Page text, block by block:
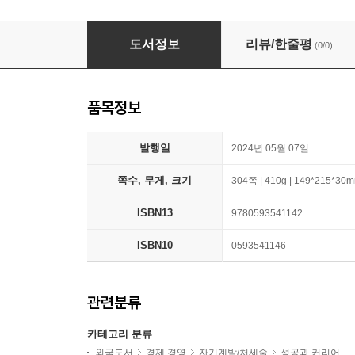
Mind Magic: The Neuroscience of
도서정보 리뷰/한줄평 (0/0)
품목정보
발행일 2024년 05월 07일
쪽수, 무게, 크기 304쪽 | 410g |
ISBN13 9780593541142
ISBN10 0593541146
관련분류
카테고리 분류
외국도서 경제 경영 자기계발/처세술
성공과 커리어